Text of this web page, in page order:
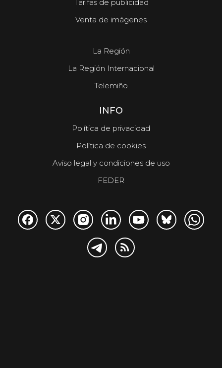
Tarifas de publicidad
Venta de imágenes
La Región
La Región Internacional
Telemiño
INFO
Política de privacidad
Política de cookies
Aviso legal y condiciones de uso
FEDER